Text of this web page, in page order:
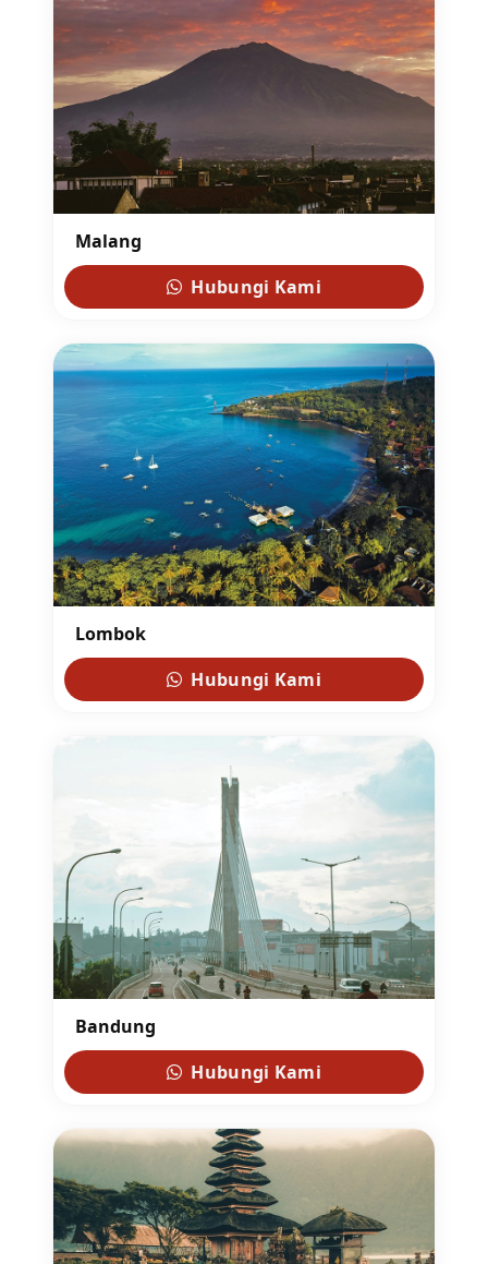
Malang
Hubungi Kami
Lombok
Hubungi Kami
Bandung
Hubungi Kami